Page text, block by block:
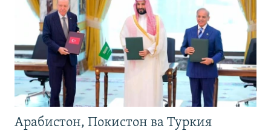
Арабистон, Покистон ва Туркия